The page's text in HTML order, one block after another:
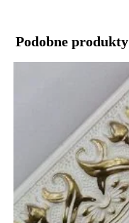
Podobne produkty